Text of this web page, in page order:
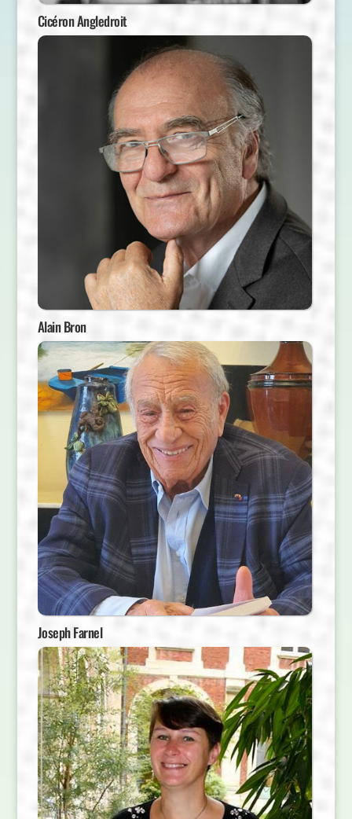
Cicéron Angledroit
Alain Bron
Joseph Farnel